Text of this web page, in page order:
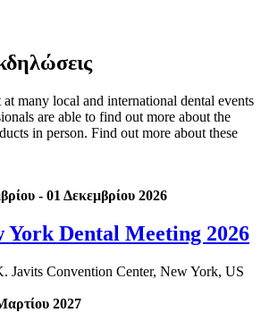
many local and international dental events
are able to find out more about the
in person. Find out more about these
- 01 Δεκεμβρίου 2026
York Dental Meeting 2026
Javits Convention Center, New York, US
2027